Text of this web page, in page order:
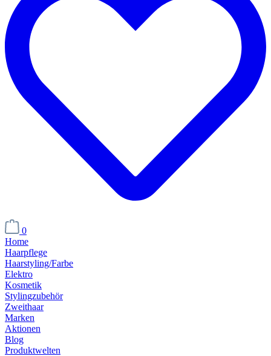
0
Home
Haarpflege
Haarstyling/Farbe
Elektro
Kosmetik
Stylingzubehör
Zweithaar
Marken
Aktionen
Blog
Produktwelten